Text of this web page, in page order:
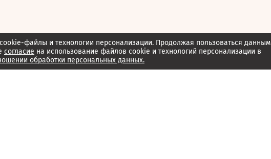
файлы и технологии персонализации. Продолжая пользоваться данным
согласие на использование файлов cookie и технологий персонализации в
обработки персональных данных.